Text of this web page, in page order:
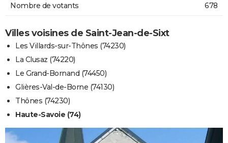
Nombre de votants 678
Villes voisines de Saint-Jean-de-Sixt
Les Villards-sur-Thônes (74230)
La Clusaz (74220)
Le Grand-Bornand (74450)
Glières-Val-de-Borne (74130)
Thônes (74230)
Haute-Savoie (74)